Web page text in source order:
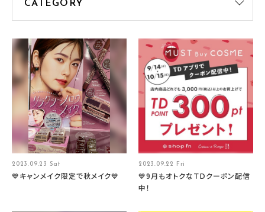
2023.09.23 Sat
💙キャンメイク限定で秋メイク💙
2023.09.22 Fri
💙9月もオトクなＴＤクーポン配信
中！